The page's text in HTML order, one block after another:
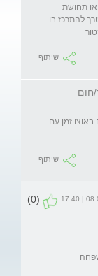
או תחושת
להתרכז בו
שיתוף
באוצו זמן עם
שיתוף
(0)